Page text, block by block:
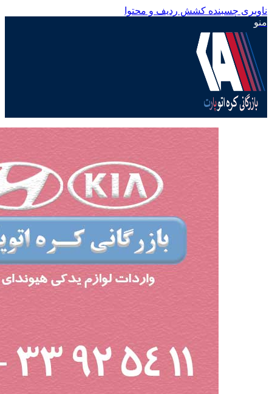
ناوبری چسبنده کشش ردیف و محتوا
منو